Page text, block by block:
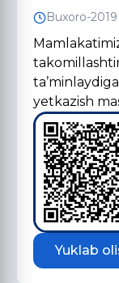
Buxoro-2019
yetkazish
Yuklab